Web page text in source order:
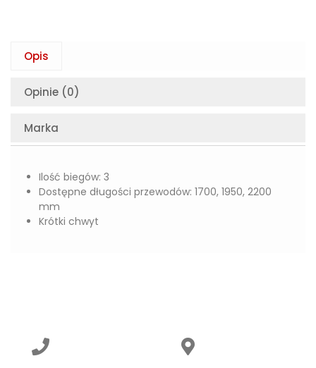
Opis
Opinie (0)
Marka
Ilość biegów: 3
Dostępne długości przewodów: 1700, 1950, 2200
mm
Krótki chwyt